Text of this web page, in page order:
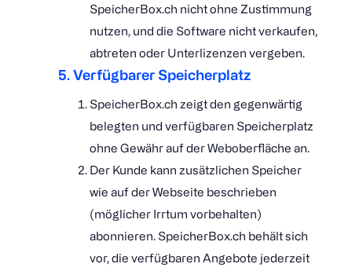
SpeicherBox.ch nicht ohne Zustimmung
nutzen, und die Software nicht verkaufen,
abtreten oder Unterlizenzen vergeben.
5. Verfügbarer Speicherplatz
SpeicherBox.ch zeigt den gegenwärtig
belegten und verfügbaren Speicherplatz
ohne Gewähr auf der Weboberfläche an.
Der Kunde kann zusätzlichen Speicher
wie auf der Webseite beschrieben
(möglicher Irrtum vorbehalten)
abonnieren. SpeicherBox.ch behält sich
vor, die verfügbaren Angebote jederzeit